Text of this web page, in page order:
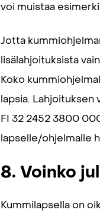
voi muistaa
Jotta
lisälahjoituksista
Koko
lapsia. Lahjoituksen
FI 32 2452 3800
lapselle/ohjelmalle
8. Voinko
Kummilapsella on